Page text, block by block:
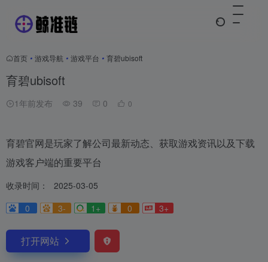
首页 • 游戏导航 • 游戏平台 • 育碧ubisoft
育碧ubisoft
1年前发布 39 0 0
育碧官网是玩家了解公司最新动态、获取游戏资讯以及下载
游戏客户端的重要平台
收录时间：
2025-03-05
0
3- 1+ 0 3+
打开网站